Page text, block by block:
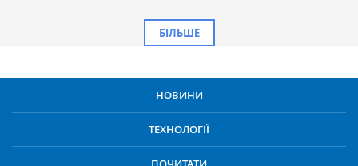
БІЛЬШЕ
НОВИНИ
ТЕХНОЛОГІЇ